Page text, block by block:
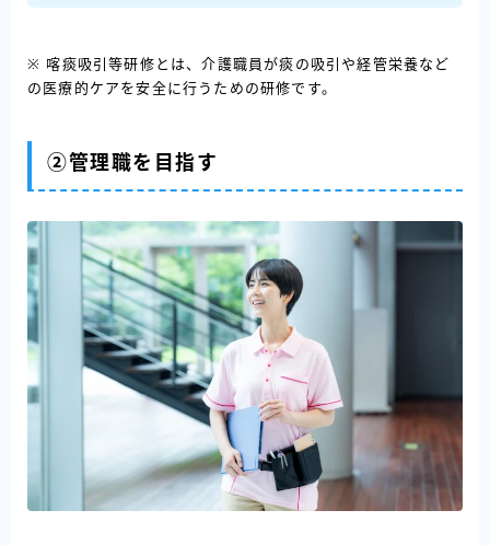
※ 喀痰吸引等研修とは、介護職員が痰の吸引や経管栄養など
の医療的ケアを安全に行うための研修です。
②管理職を目指す